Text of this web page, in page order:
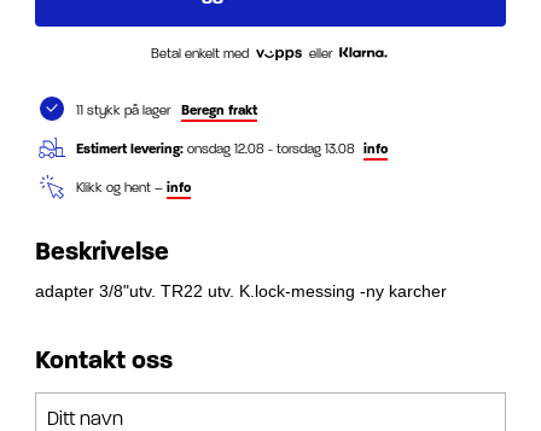
Betal enkelt med eller
11 stykk på lager Beregn frakt
Estimert levering: onsdag 12.08 - torsdag 13.08 info
Klikk og hent – info
Beskrivelse
adapter 3/8"utv. TR22 utv. K.lock-messing -ny karcher
Kontakt oss
Ditt navn